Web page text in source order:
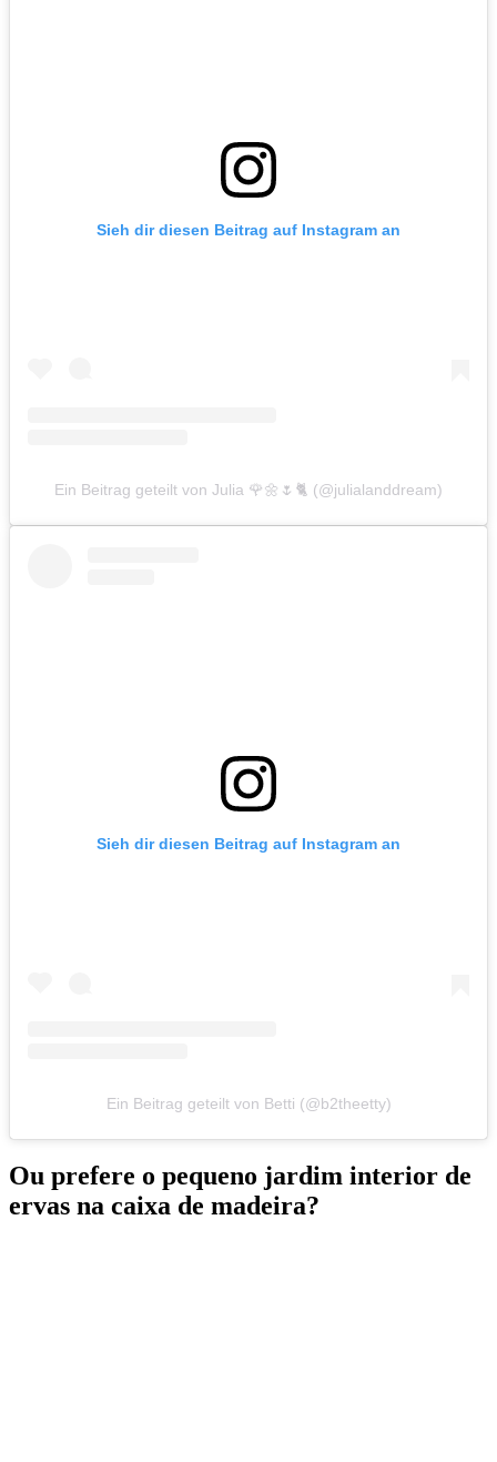
Sieh dir diesen Beitrag auf Instagram an
Ein Beitrag geteilt von Julia 🌹🌼🌷🐈 (@julialanddream)
Sieh dir diesen Beitrag auf Instagram an
Ein Beitrag geteilt von Betti (@b2theetty)
Ou prefere o pequeno jardim interior de
ervas na caixa de madeira?